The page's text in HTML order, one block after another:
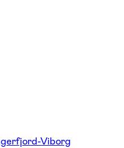
Viborg